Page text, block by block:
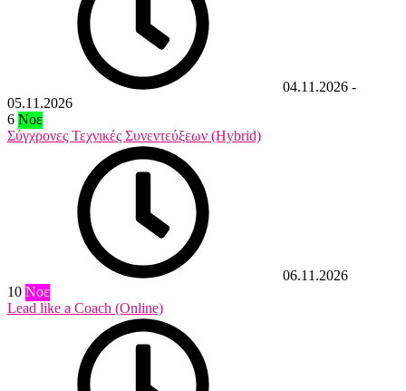
04.11.2026 -
05.11.2026
6 Νοε
Σύγχρονες Τεχνικές Συνεντεύξεων (Hybrid)
06.11.2026
10 Νοε
Lead like a Coach (Online)